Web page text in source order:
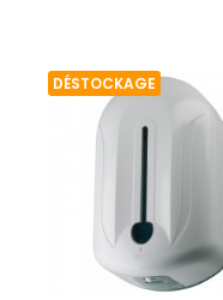
DÉSTOCKAGE